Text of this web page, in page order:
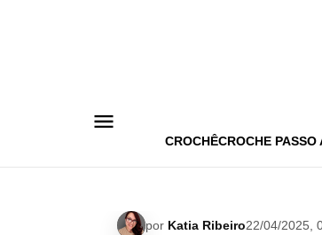
CROCHÊCROCHE PASSO
por Katia Ribeiro22/04/2025,